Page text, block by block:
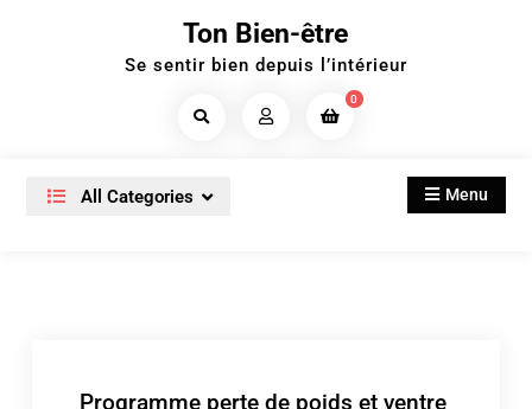
Ton Bien-être
Se sentir bien depuis l’intérieur
Search
0
All Categories Menu
Programme perte de poids et ventre